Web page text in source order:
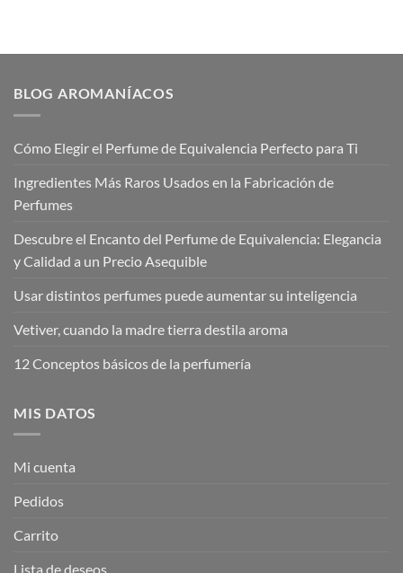
€20,00
BLOG AROMANÍACOS
Cómo Elegir el Perfume de Equivalencia Perfecto para Ti
Ingredientes Más Raros Usados en la Fabricación de
Perfumes
Descubre el Encanto del Perfume de Equivalencia: Elegancia
y Calidad a un Precio Asequible
Usar distintos perfumes puede aumentar su inteligencia
Vetiver, cuando la madre tierra destila aroma
12 Conceptos básicos de la perfumería
MIS DATOS
Mi cuenta
Pedidos
Carrito
Lista de deseos